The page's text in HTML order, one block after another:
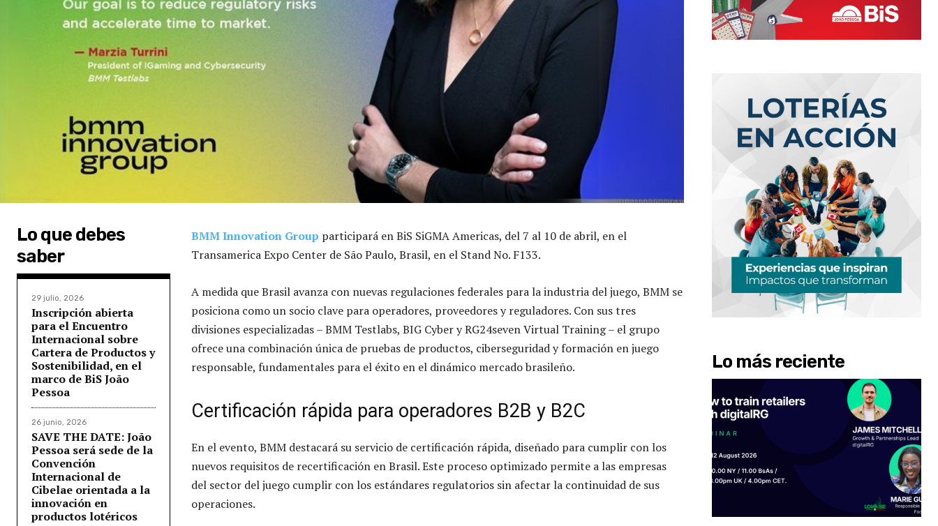
Lo que debes
saber
29 julio, 2026
Inscripción abierta
para el Encuentro
Internacional sobre
Cartera de Productos y
Sostenibilidad, en el
marco de BiS João
Pessoa
26 junio, 2026
SAVE THE DATE: João
Pessoa será sede de la
Convención
Internacional de
Cibelae orientada a la
innovación en
productos lotéricos
BMM Innovation Group participará en BiS SiGMA Americas, del 7 al 10 de abril, en el
Transamerica Expo Center de São Paulo, Brasil, en el Stand No. F133.
A medida que Brasil avanza con nuevas regulaciones federales para la industria del juego, BMM se
posiciona como un socio clave para operadores, proveedores y reguladores. Con sus tres
divisiones especializadas – BMM Testlabs, BIG Cyber y RG24seven Virtual Training – el grupo
ofrece una combinación única de pruebas de productos, ciberseguridad y formación en juego
responsable, fundamentales para el éxito en el dinámico mercado brasileño.
Certificación rápida para operadores B2B y B2C
En el evento, BMM destacará su servicio de certificación rápida, diseñado para cumplir con los
nuevos requisitos de recertificación en Brasil. Este proceso optimizado permite a las empresas
del sector del juego cumplir con los estándares regulatorios sin afectar la continuidad de sus
operaciones.
Lo más reciente